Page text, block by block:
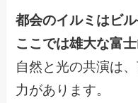
都会のイルミはビ
ここでは雄大な富士
自然と光の共演は
力があります。